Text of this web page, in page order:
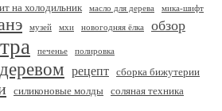
на холодильник масло для дерева мика-шифт
музей мхи новогодняя ёлка обзор
печенье полировка
рецепт сборка бижутерии
силиконовые молды соляная техника